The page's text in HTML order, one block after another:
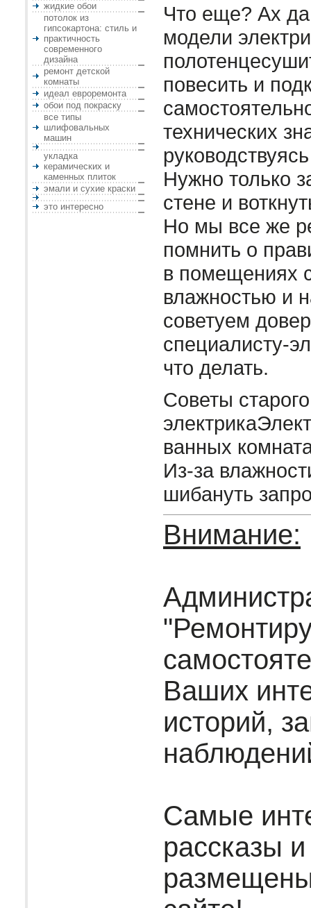
жидкие обои
потолок из
гипсокартона: стиль и
практичность
современного
дизайна
ремонт детской
комнаты
идеал евроремонта
обои под покраску
все типы
шлифовальных
машин
укладка
керамических и
каменных плиток
эмали и сухие краски
это интересно
Что еще? Ах
модели
повесить и
технических
Нужно только
стене и
Но мы все же
помнить о
в помещениях
влажностью и
советуем
специалисту-
что делать.
Советы старого
ванных
Из-за
шибануть
Внимание:
Ваших
историй,
Самые
рассказы и